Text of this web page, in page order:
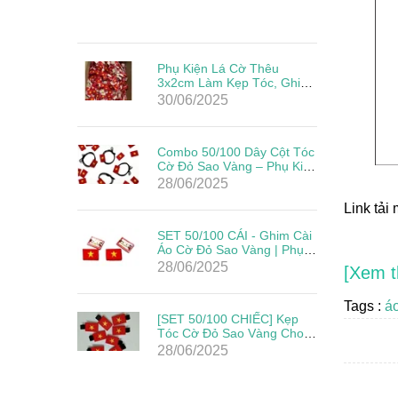
Link tải
[Xem
Tags :
Phụ Kiện Lá Cờ Thêu
3x2cm Làm Kẹp Tóc, Ghim
Cài Đẹp Giá Rẻ Mừng Lễ
30/06/2025
Combo 50/100 Dây Cột Tóc
Cờ Đỏ Sao Vàng – Phụ Kiện
Yêu Nước Cho Mẹ & Bé
28/06/2025
SET 50/100 CÁI - Ghim Cài
Áo Cờ Đỏ Sao Vàng | Phụ
Kiện Yêu Nước Cho Ngày
28/06/2025
[SET 50/100 CHIẾC] Kẹp
Tóc Cờ Đỏ Sao Vàng Cho
Bé – Phụ Kiện Mừng Quốc
28/06/2025